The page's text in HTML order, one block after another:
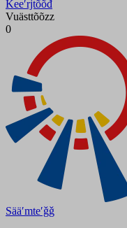
Ǩeeʹrjtõõđ
Vuästtõõzz
0
Sääʹmteʹǧǧ